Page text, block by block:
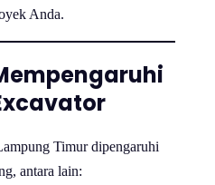
Anda.
Timur dipengaruhi
antara lain: